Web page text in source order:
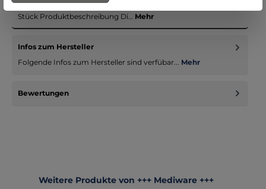
Blau Größe: 15 x 42 cm Lieferumfang: 100
Stück Produktbeschreibung Di… Mehr
Infos zum Hersteller
Folgende Infos zum Hersteller sind verfübar... Mehr
Bewertungen
Produktgalerie überspringen
Weitere Produkte von +++ Mediware +++